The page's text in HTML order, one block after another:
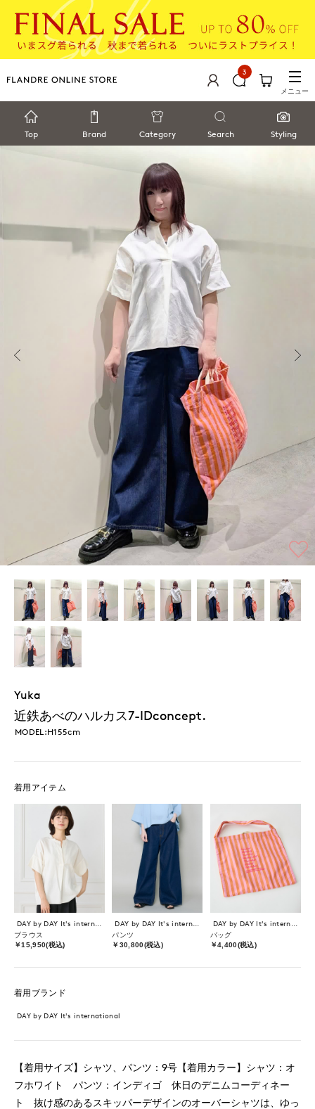
3
メニュー
Top Brand Category Search Styling
Yuka
近鉄あべのハルカス7-IDconcept.
MODEL:H155cm
着用アイテム
ブラウス
￥15,950(税込)
パンツ
￥30,800(税込)
バッグ
￥4,400(税込)
着用ブランド
DAY by DAY It's international
【着用サイズ】シャツ、パンツ：9号【着用カラー】シャツ：オ
フホワイト パンツ：インディゴ 休日のデニムコーディネー
ト 抜け感のあるスキッパーデザインのオーバーシャツは、ゆっ